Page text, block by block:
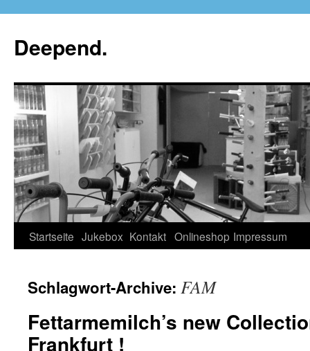
Deepend.
Startseite Jukebox Kontakt Onlineshop Impressum
Schlagwort-Archive: FAM
Fettarmemilch’s new
Frankfurt !